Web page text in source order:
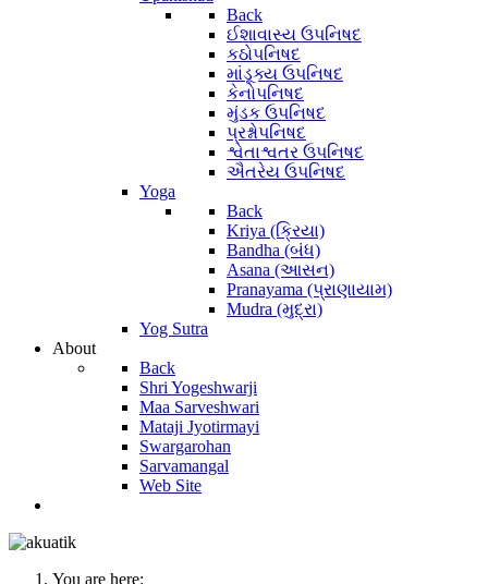
Back
ઈશાવાસ્ય ઉપનિષદ
કઠોપનિષદ
માંડૂક્ય ઉપનિષદ
કેનોપનિષદ
મુંડક ઉપનિષદ
પ્રશ્નોપનિષદ
શ્વેતાશ્વતર ઉપનિષદ
ઐતરેય ઉપનિષદ
Yoga
Back
Kriya (ક્રિયા)
Bandha (બંધ)
Asana (આસન)
Pranayama (પ્રાણાયામ)
Mudra (મુદ્રા)
Yog Sutra
About
Back
Shri Yogeshwarji
Maa Sarveshwari
Mataji Jyotirmayi
Swargarohan
Sarvamangal
Web Site
You are here: